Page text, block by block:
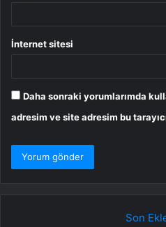
İnternet sitesi
Daha sonraki yorumlarımda
adresim ve site adresim bu
Son